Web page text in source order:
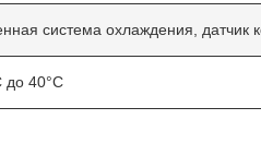
система охлаждения, датчик
до 40°C